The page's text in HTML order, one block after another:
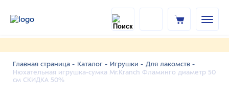
Главная страница - Каталог - Игрушки - Для лакомств -
Нюхательная игрушка-сумка Mr.Kranch Фламинго диаметр 50
см СКИДКА 50%